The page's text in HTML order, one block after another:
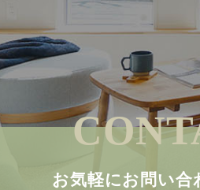
お気軽にお問い合